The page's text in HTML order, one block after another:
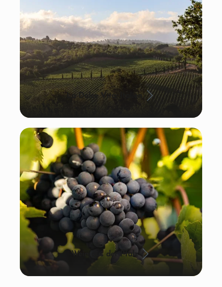
La Dolce Vita: Italien
Wein aus der Pfalz